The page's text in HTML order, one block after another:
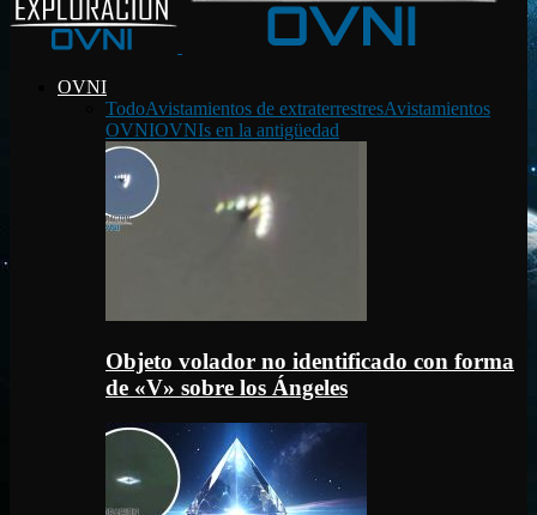
OVNI
TodoAvistamientos de extraterrestresAvistamientos
OVNIOVNIs en la antigüedad
Objeto volador no identificado con forma
de «V» sobre los Ángeles